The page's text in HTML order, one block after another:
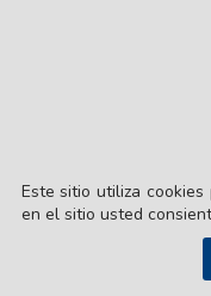
Este sitio utiliza
en el sitio usted